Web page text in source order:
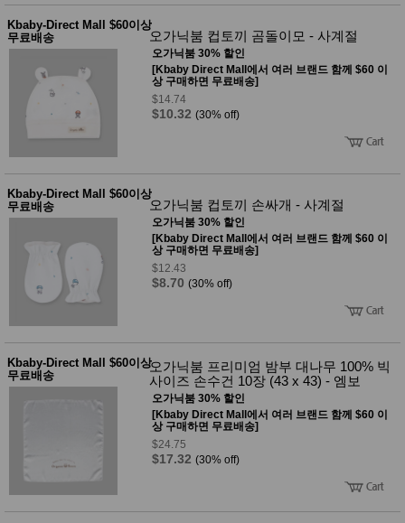
품
전
자
주방가
전
활가전
건강가
전
기브랜
드
보관용
기
조리용
품
품
즉석가
공식품
쌀/잡곡/
양념/소
스/가루
건조식
품
농산품
유아 보
드(칠
Kbaby-Direct Mall $60이상
무료배송
오가닉붐 컵토끼 곰돌이모 - 사계절
오가닉붐 30% 할인
[Kbaby Direct Mall에서 여러 브랜드 함께 $60 이
상 구매하면 무료배송]
$14.74
$10.32 (30% off)
Kbaby-Direct Mall $60이상
무료배송
오가닉붐 컵토끼 손싸개 - 사계절
오가닉붐 30% 할인
[Kbaby Direct Mall에서 여러 브랜드 함께 $60 이
상 구매하면 무료배송]
$12.43
$8.70 (30% off)
Kbaby-Direct Mall $60이상
무료배송
오가닉붐 프리미엄 밤부 대나무 100% 빅
사이즈 손수건 10장 (43 x 43) - 엠보
오가닉붐 30% 할인
[Kbaby Direct Mall에서 여러 브랜드 함께 $60 이
상 구매하면 무료배송]
$24.75
$17.32 (30% off)